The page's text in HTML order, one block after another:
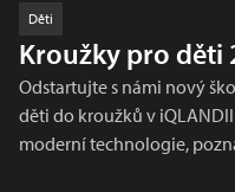
Děti
Kroužky pro děti
Odstartujte s námi nový
děti do kroužků v iQLANDII
moderní technologie,